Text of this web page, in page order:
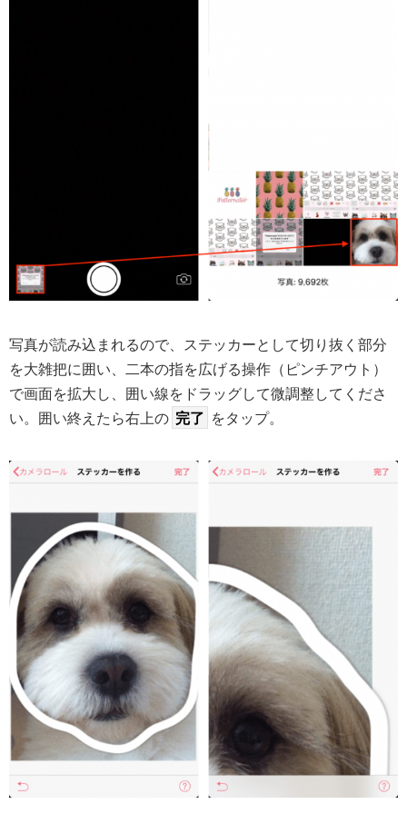
写真が読み込まれるので、ステッカーとして切り抜く部分
を大雑把に囲い、二本の指を広げる操作（ピンチアウト）
で画面を拡大し、囲い線をドラッグして微調整してくださ
い。囲い終えたら右上の 完了 をタップ。